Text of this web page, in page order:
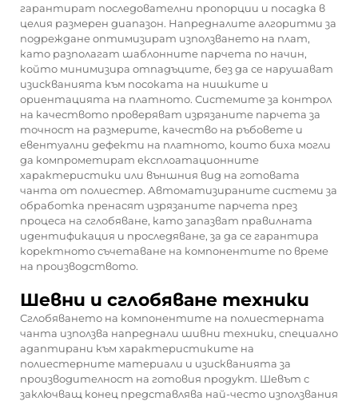
гарантират последователни пропорции и посадка в
целия размерен диапазон. Напредналите алгоритми за
подреждане оптимизират използването на плат,
като разполагат шаблонните парчета по начин,
който минимизира отпадъците, без да се нарушават
изискванията към посоката на нишките и
ориентацията на платното. Системите за контрол
на качеството проверяват изрязаните парчета за
точност на размерите, качество на ръбовете и
евентуални дефекти на платното, които биха могли
да компрометират експлоатационните
характеристики или външния вид на готовата
чанта от полиестер. Автоматизираните системи за
обработка пренасят изрязаните парчета през
процеса на сглобяване, като запазват правилната
идентификация и проследяване, за да се гарантира
коректното съчетаване на компонентите по време
на производството.
Шевни и сглобяване техники
Сглобяването на компонентите на полиестерната
чанта използва напреднали шивни техники, специално
адаптирани към характеристиките на
полиестерните материали и изискванията за
производителност на готовия продукт. Шевът с
заключващ конец представлява най-често използвания